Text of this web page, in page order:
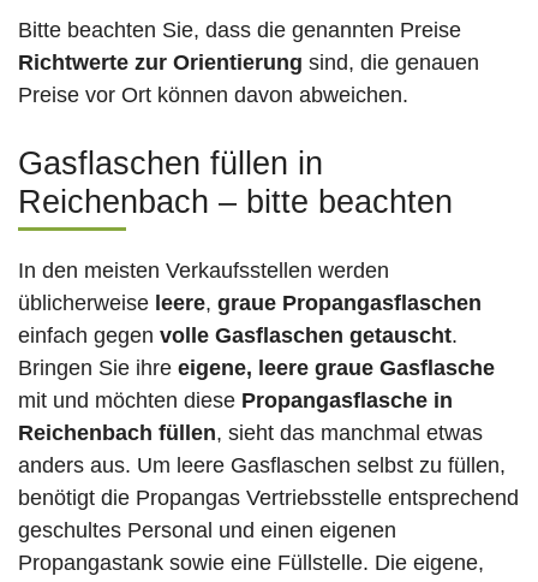
Bitte beachten Sie, dass die genannten Preise
Richtwerte zur Orientierung sind, die genauen
Preise vor Ort können davon abweichen.
Gasflaschen füllen in
Reichenbach – bitte beachten
In den meisten Verkaufsstellen werden
üblicherweise leere, graue Propangasflaschen
einfach gegen volle Gasflaschen getauscht.
Bringen Sie ihre eigene, leere graue Gasflasche
mit und möchten diese Propangasflasche in
Reichenbach füllen, sieht das manchmal etwas
anders aus. Um leere Gasflaschen selbst zu füllen,
benötigt die Propangas Vertriebsstelle entsprechend
geschultes Personal und einen eigenen
Propangastank sowie eine Füllstelle. Die eigene,